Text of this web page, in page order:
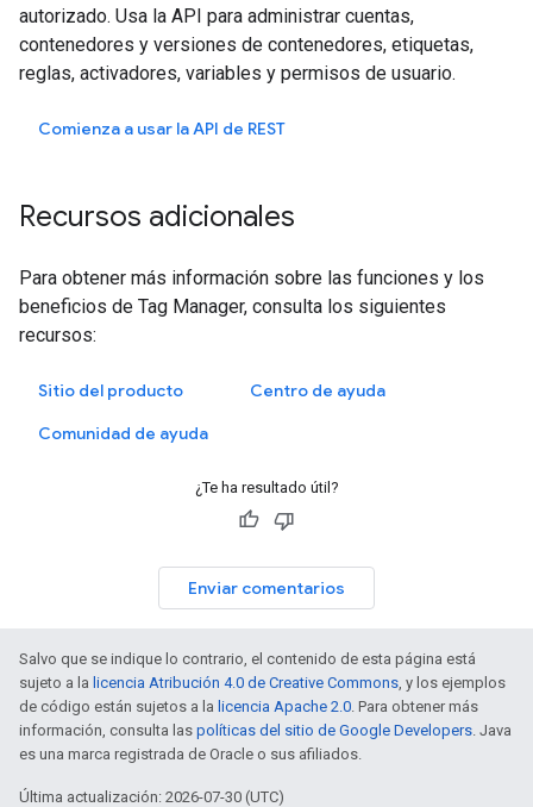
autorizado. Usa la API para administrar cuentas,
contenedores y versiones de contenedores, etiquetas,
reglas, activadores, variables y permisos de usuario.
Comienza a usar la API de REST
Recursos adicionales
Para obtener más información sobre las funciones y los
beneficios de Tag Manager, consulta los siguientes
recursos:
Sitio del producto
Centro de ayuda
Comunidad de ayuda
¿Te ha resultado útil?
Enviar comentarios
Salvo que se indique lo contrario, el contenido de esta página está
sujeto a la licencia Atribución 4.0 de Creative Commons, y los ejemplos
de código están sujetos a la licencia Apache 2.0. Para obtener más
información, consulta las políticas del sitio de Google Developers. Java
es una marca registrada de Oracle o sus afiliados.
Última actualización: 2026-07-30 (UTC)